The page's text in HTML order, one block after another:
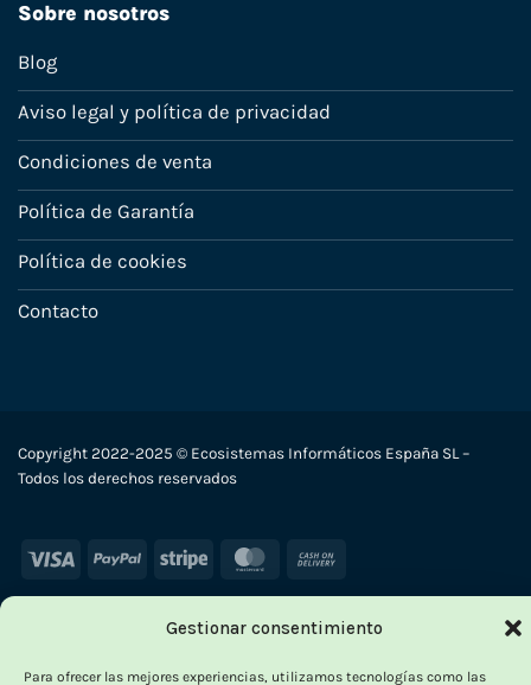
Gestionar consentimiento
Para ofrecer las mejores experiencias, utilizamos tecnologías como las
Sobre nosotros
Blog
Aviso legal y política de privacidad
Condiciones de venta
Política de Garantía
Política de cookies
Contacto
Copyright 2022-2025 © Ecosistemas Informáticos España SL –
Todos los derechos reservados
Visa PayPal Stripe MasterCard
Delivery